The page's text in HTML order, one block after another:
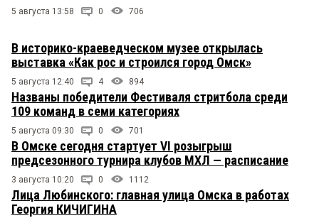
5 августа 13:58 0 706
В историко-краеведческом музее открылась
выставка «Как рос и строился город Омск»
5 августа 12:40 4 894
Названы победители Фестиваля стритбола среди
109 команд в семи категориях
5 августа 09:30 0 701
В Омске сегодня стартует VI розыгрыш
предсезонного турнира клубов МХЛ — расписание
3 августа 10:20 0 1112
Лица Любинского: главная улица Омска в работах
Георгия КИЧИГИНА